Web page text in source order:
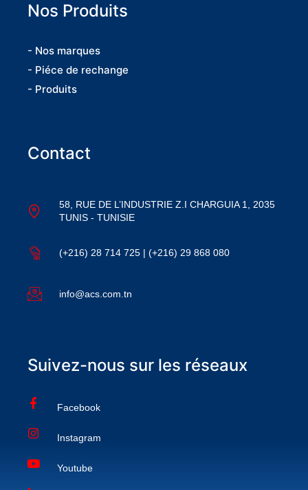
Nos Produits
- Nos marques
- Piéce de rechange
- Produits
Contact
58, RUE DE L’INDUSTRIE Z.I CHARGUIA 1, 2035
TUNIS - TUNISIE
(+216) 28 714 725 | (+216) 29 868 080
info@acs.com.tn
Suivez-nous sur les réseaux
Facebook
Instagram
Youtube